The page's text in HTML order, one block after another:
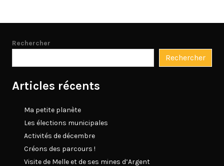
Rechercher
Rechercher
Articles récents
Ma petite planète
Les élections municipales
Activités de décembre
Créons des parcours !
Visite de Melle et de ses mines d’Argent